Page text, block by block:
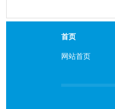
首页
网站首页